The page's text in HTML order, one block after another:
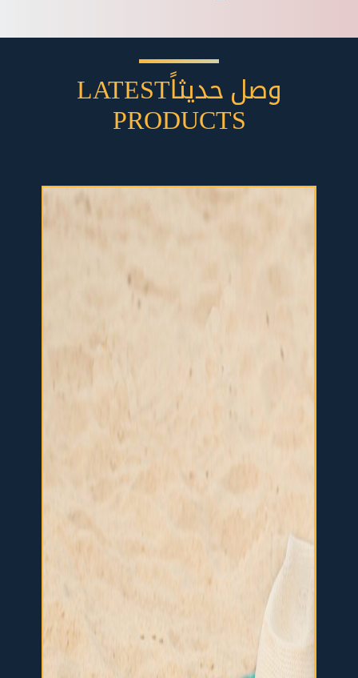
وصل حديثاًLATEST
PRODUCTS